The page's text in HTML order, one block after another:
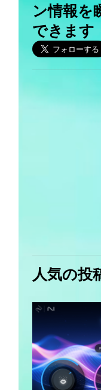
ン情報を
できます
人気の投